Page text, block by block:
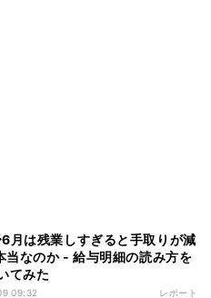
6月は残業しすぎると手取りが減
当なのか - 給与明細の読み方を
てみた
09:32 レポート